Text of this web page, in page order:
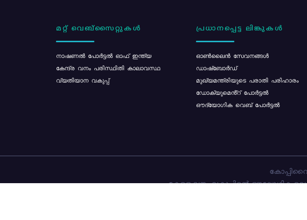
മറ്റ് വെബ്സൈറ്റുകൾ
നാഷണൽ പോർട്ടൽ ഓഫ് ഇന്ത്യ
കേന്ദ്ര വനം പരിസ്ഥിതി കാലാവസ്ഥ
വ്യതിയാന വകുപ്പ്
പ്രധാനപ്പെട്ട ലിങ്കുകൾ
ഓൺലൈൻ സേവനങ്ങൾ
ഡാഷ്ബോർഡ്
മുഖ്യമന്ത്രിയുടെ പരാതി പരിഹാരം
ഡോക്യുമെൻ്റ് പോർട്ടൽ
ഔദ്യോഗിക വെബ് പോർട്ടൽ
കേരള വനം വകുപ്പിന്റെ ഔദ്യോഗിക